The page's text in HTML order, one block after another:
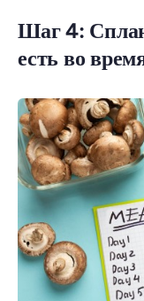
Шаг 4:
есть во